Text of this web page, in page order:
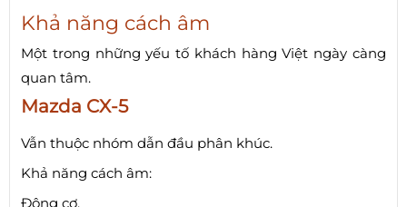
Khả năng cách âm
Một trong những yếu tố khách hàng Việt ngày càng
quan tâm.
Mazda CX-5
Vẫn thuộc nhóm dẫn đầu phân khúc.
Khả năng cách âm:
Động cơ.